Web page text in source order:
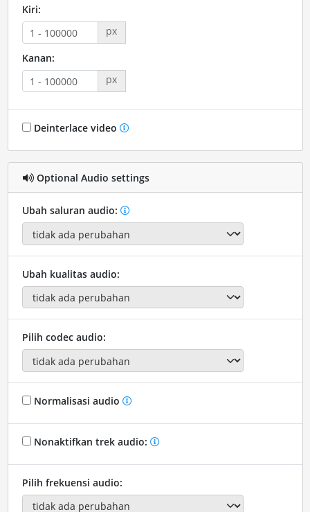
Kiri:
px
Kanan:
px
Deinterlace video
Optional Audio settings
Ubah saluran audio:
Ubah kualitas audio:
Pilih codec audio:
Normalisasi audio
Nonaktifkan trek audio:
Pilih frekuensi audio: